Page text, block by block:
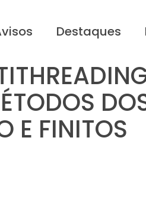
Destaques
E FINITOS